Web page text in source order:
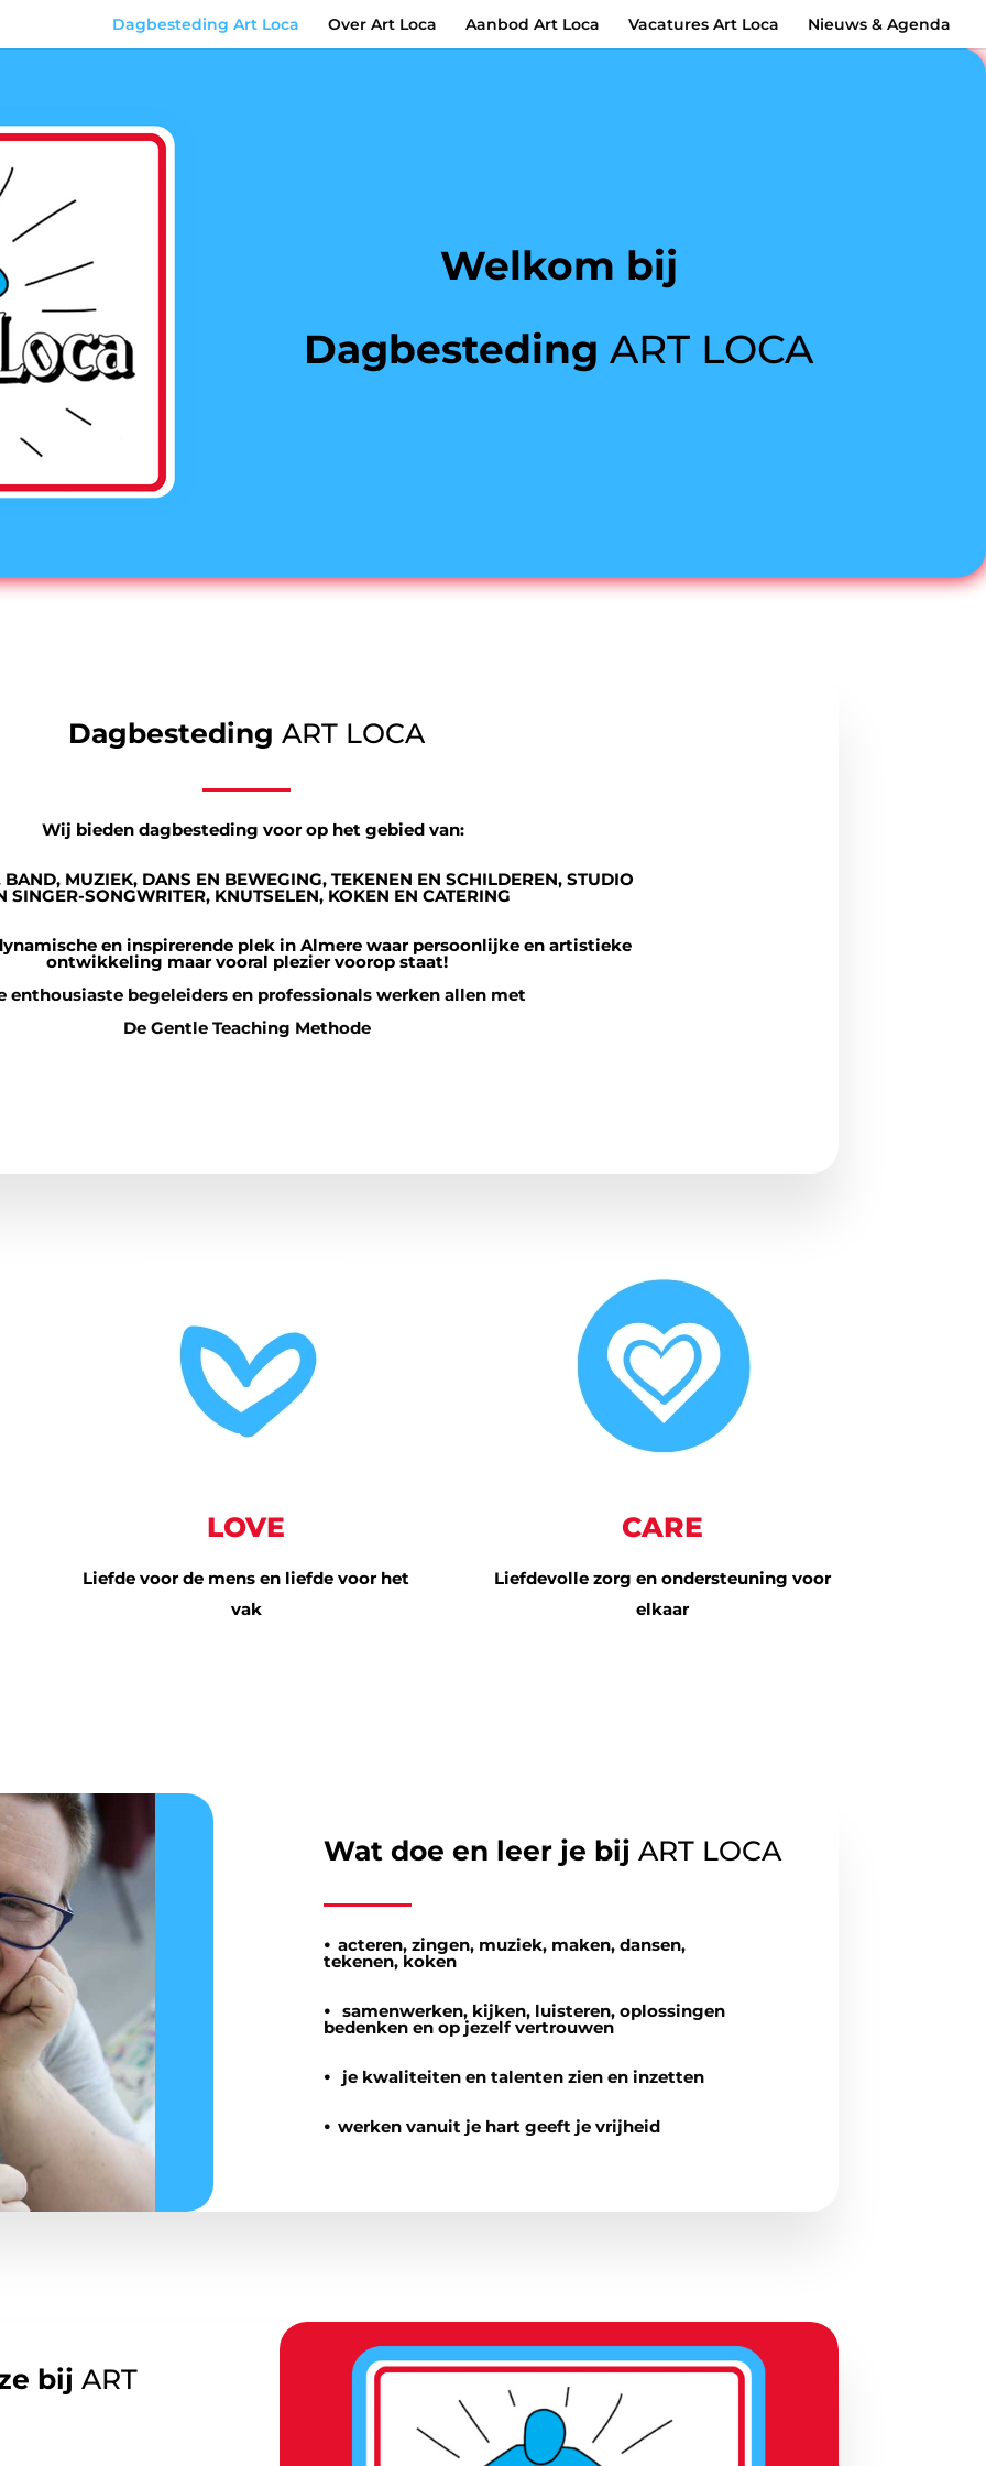
Dagbesteding Art Loca Over Art Loca Aanbod Art Loca Vacatures Art Loca Nieuws & Agenda
Welkom bij
Dagbesteding ART LOCA
Dagbesteding ART LOCA
Wij bieden dagbesteding voor op het gebied van:
BAND, MUZIEK, DANS EN BEWEGING, TEKENEN EN SCHILDEREN, STUDIO
SINGER-SONGWRITER, KNUTSELEN, KOKEN EN CATERING
en inspirerende plek in Almere waar persoonlijke en artistieke
ontwikkeling maar vooral plezier voorop staat!
enthousiaste begeleiders en professionals werken allen met
De Gentle Teaching Methode
LOVE
Liefde voor de mens en liefde voor het
vak
CARE
Liefdevolle zorg en ondersteuning voor
elkaar
Wat doe en leer je bij ART LOCA
⦁ acteren, zingen, muziek, maken, dansen,
tekenen, koken
⦁ samenwerken, kijken, luisteren, oplossingen
bedenken en op jezelf vertrouwen
⦁ je kwaliteiten en talenten zien en inzetten
⦁ werken vanuit je hart geeft je vrijheid
bijART